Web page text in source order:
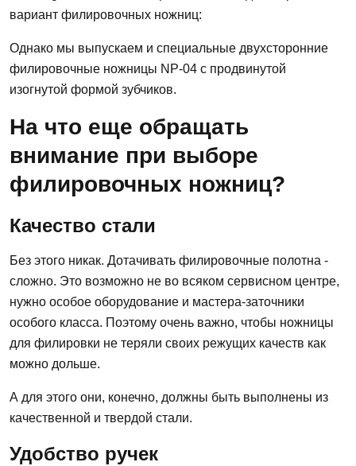
вариант филировочных ножниц:
Однако мы выпускаем и специальные двухсторонние
филировочные ножницы NP-04 с продвинутой
изогнутой формой зубчиков.
На что еще обращать
внимание при выборе
филировочных ножниц?
Качество стали
Без этого никак. Дотачивать филировочные полотна -
сложно. Это возможно не во всяком сервисном центре,
нужно особое оборудование и мастера-заточники
особого класса. Поэтому очень важно, чтобы ножницы
для филировки не теряли своих режущих качеств как
можно дольше.
А для этого они, конечно, должны быть выполнены из
качественной и твердой стали.
Удобство ручек